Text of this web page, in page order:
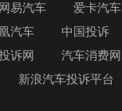
网易汽车 爱卡汽车
汽车 中国投诉
诉网 汽车消费网
新浪汽车投诉平台